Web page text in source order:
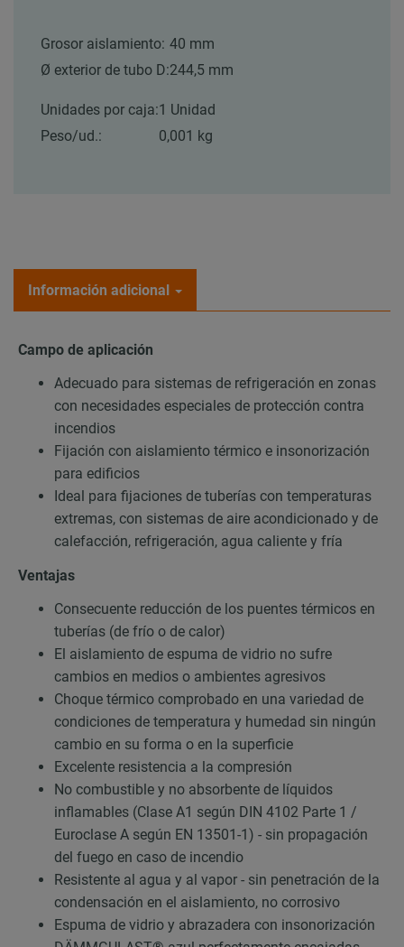
Grosor aislamiento: 40 mm
Ø exterior de tubo D:244,5 mm
Unidades por caja:1 Unidad
Peso/ud.:
0,001 kg
Información adicional
Campo de aplicación
Adecuado para sistemas de refrigeración en zonas
con necesidades especiales de protección contra
incendios
Fijación con aislamiento térmico e insonorización
para edificios
Ideal para fijaciones de tuberías con temperaturas
extremas, con sistemas de aire acondicionado y de
calefacción, refrigeración, agua caliente y fría
Ventajas
Consecuente reducción de los puentes térmicos en
tuberías (de frío o de calor)
El aislamiento de espuma de vidrio no sufre
cambios en medios o ambientes agresivos
Choque térmico comprobado en una variedad de
condiciones de temperatura y humedad sin ningún
cambio en su forma o en la superficie
Excelente resistencia a la compresión
No combustible y no absorbente de líquidos
inflamables (Clase A1 según DIN 4102 Parte 1 /
Euroclase A según EN 13501-1) - sin propagación
del fuego en caso de incendio
Resistente al agua y al vapor - sin penetración de la
condensación en el aislamiento, no corrosivo
Espuma de vidrio y abrazadera con insonorización